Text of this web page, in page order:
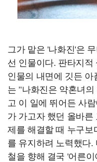
그가 맡은 '나화진'은
선 인물이다. 판타지
인물의 내면에 깃든 아
는 "나화진은 약혼녀
고 이 일에 뛰어든 사
가 가고자 했던 올바
제를 해결할 때 누구보
를 유지하려 노력했다.
철을 향해 결국 '어른